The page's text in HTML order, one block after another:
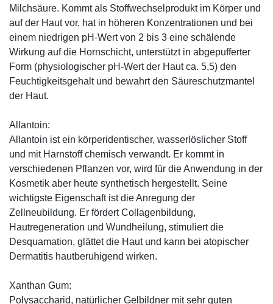
Milchsäure. Kommt als Stoffwechselprodukt im Körper und
auf der Haut vor, hat in höheren Konzentrationen und bei
einem niedrigen pH-Wert von 2 bis 3 eine schälende
Wirkung auf die Hornschicht, unterstützt in abgepufferter
Form (physiologischer pH-Wert der Haut ca. 5,5) den
Feuchtigkeitsgehalt und bewahrt den Säureschutzmantel
der Haut.
Allantoin:
Allantoin ist ein körperidentischer, wasserlöslicher Stoff
und mit Harnstoff chemisch verwandt. Er kommt in
verschiedenen Pflanzen vor, wird für die Anwendung in der
Kosmetik aber heute synthetisch hergestellt. Seine
wichtigste Eigenschaft ist die Anregung der
Zellneubildung. Er fördert Collagenbildung,
Hautregeneration und Wundheilung, stimuliert die
Desquamation, glättet die Haut und kann bei atopischer
Dermatitis hautberuhigend wirken.
Xanthan Gum:
Polysaccharid, natürlicher Gelbildner mit sehr guten